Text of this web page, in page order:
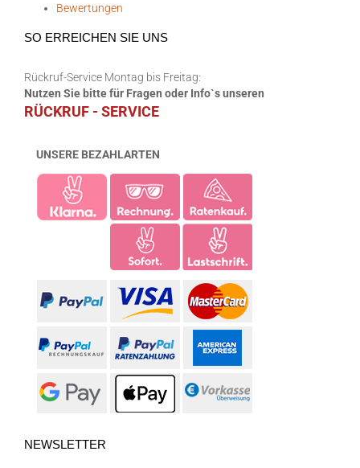
Bewertungen
SO ERREICHEN SIE UNS
Rückruf-Service Montag bis Freitag:
Nutzen Sie bitte für Fragen oder Info`s unseren
RÜCKRUF - SERVICE
UNSERE BEZAHLARTEN
NEWSLETTER